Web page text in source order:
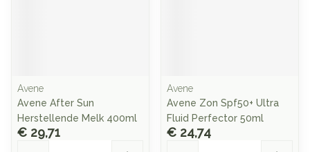
Avene
Avene After Sun
Herstellende Melk 400ml
€ 29,71
Avene
Avene Zon Spf50+ Ultra
Fluid Perfector 50ml
€ 24,74